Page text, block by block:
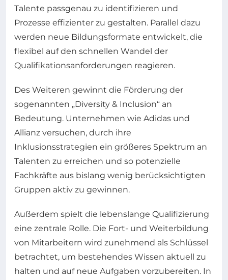
Talente passgenau zu identifizieren und
Prozesse effizienter zu gestalten. Parallel dazu
werden neue Bildungsformate entwickelt, die
flexibel auf den schnellen Wandel der
Qualifikationsanforderungen reagieren.
Des Weiteren gewinnt die Förderung der
sogenannten „Diversity & Inclusion“ an
Bedeutung. Unternehmen wie Adidas und
Allianz versuchen, durch ihre
Inklusionsstrategien ein größeres Spektrum an
Talenten zu erreichen und so potenzielle
Fachkräfte aus bislang wenig berücksichtigten
Gruppen aktiv zu gewinnen.
Außerdem spielt die lebenslange Qualifizierung
eine zentrale Rolle. Die Fort- und Weiterbildung
von Mitarbeitern wird zunehmend als Schlüssel
betrachtet, um bestehendes Wissen aktuell zu
halten und auf neue Aufgaben vorzubereiten. In